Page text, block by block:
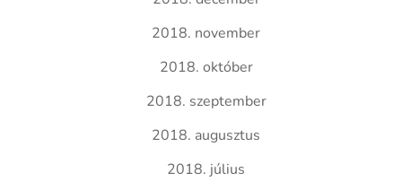
2018. november
2018. október
2018. szeptember
2018. augusztus
2018. július